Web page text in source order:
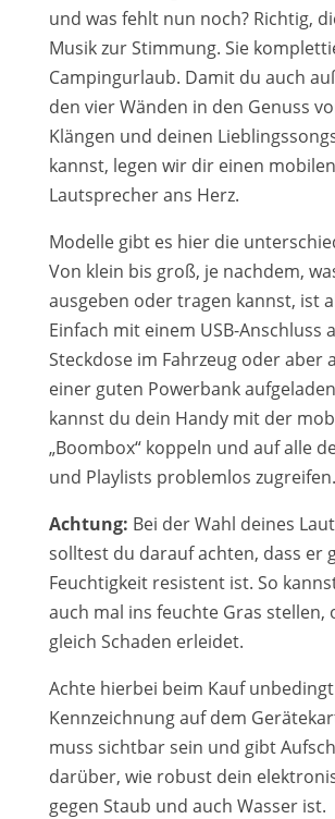
und was fehlt nun noch? Richtig,
Musik zur Stimmung. Sie
Campingurlaub. Damit du auch
den vier Wänden in den Genuss
Klängen und deinen
kannst, legen wir dir einen
Lautsprecher ans Herz.
Modelle gibt es hier die
Von klein bis groß, je nachdem,
ausgeben oder tragen kannst, ist
Einfach mit einem USB-Anschluss
Steckdose im Fahrzeug oder aber
einer guten Powerbank
kannst du dein Handy mit der
„Boombox“ koppeln und auf alle
und Playlists problemlos zugreifen.
Achtung: Bei der Wahl deines
solltest du darauf achten, dass er
Feuchtigkeit resistent ist. So
auch mal ins feuchte Gras stellen,
gleich Schaden erleidet.
Achte hierbei beim Kauf
Kennzeichnung auf dem
muss sichtbar sein und gibt
darüber, wie robust dein
gegen Staub und auch Wasser ist.